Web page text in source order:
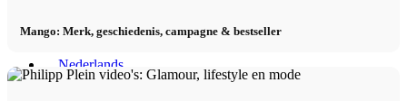
Mango: Merk, geschiedenis, campagne & bestseller